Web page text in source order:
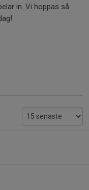
in. Vi hoppas så